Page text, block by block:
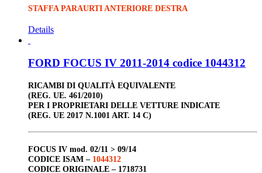
STAFFA PARAURTI ANTERIORE DESTRA
Details
FORD FOCUS IV 2011-2014 codice 1044312
RICAMBI DI QUALITÀ EQUIVALENTE
(REG. UE. 461/2010)
PER I PROPRIETARI DELLE VETTURE INDICATE
(REG. UE 2017 N.1001 ART. 14 C)
FOCUS IV mod. 02/11 > 09/14
CODICE ISAM – 1044312
CODICE ORIGINALE – 1718731